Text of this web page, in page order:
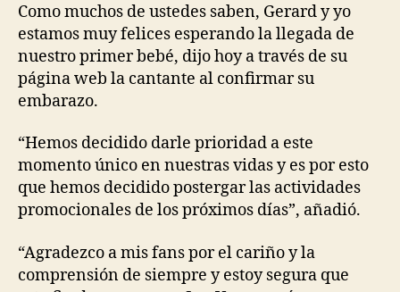
Como muchos de ustedes saben, Gerard y yo
estamos muy felices esperando la llegada de
nuestro primer bebé, dijo hoy a través de su
página web la cantante al confirmar su
embarazo.
“Hemos decidido darle prioridad a este
momento único en nuestras vidas y es por esto
que hemos decidido postergar las actividades
promocionales de los próximos días”, añadió.
“Agradezco a mis fans por el cariño y la
comprensión de siempre y estoy segura que